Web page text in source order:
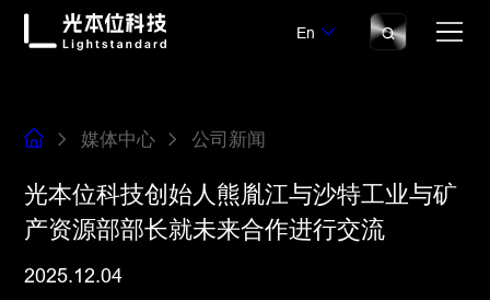
En
媒体中心 公司新闻
光本位科技创始人熊胤江与沙特工业与矿
产资源部部长就未来合作进行交流
2025.12.04